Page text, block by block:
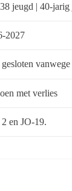
jeugd | 40-
2027
met verlies
en JO-19.